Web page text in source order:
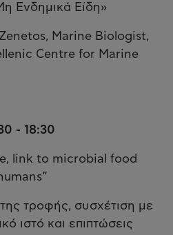
Ενδημικά Είδη»
Marine Biologist,
Centre for Marine
- 18:30
link to microbial food
τροφής, συσχέτιση με
ιστό και επιπτώσεις